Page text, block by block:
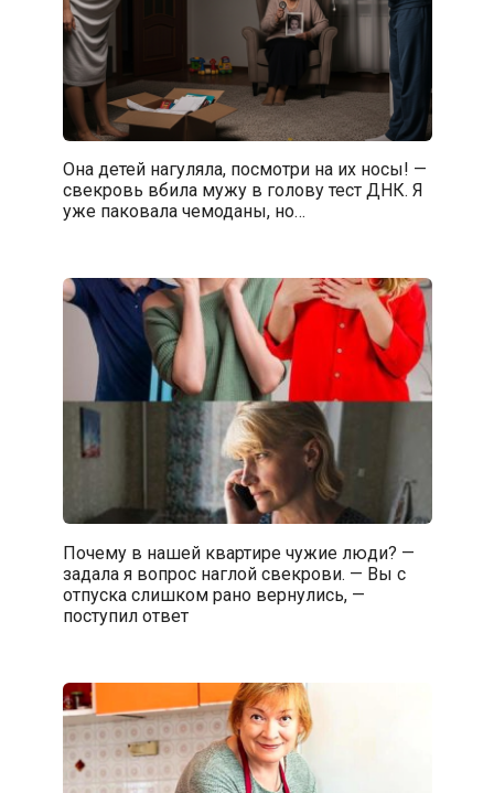
Она детей нагуляла, посмотри на их носы! —
свекровь вбила мужу в голову тест ДНК. Я
уже паковала чемоданы, но…
Почему в нашей квартире чужие люди? —
задала я вопрос наглой свекрови. — Вы с
отпуска слишком рано вернулись, —
поступил ответ